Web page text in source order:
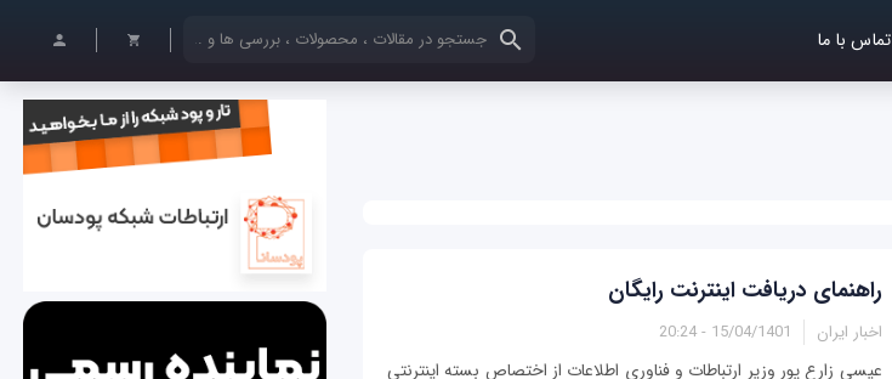
تماس با ما کلمات کلیدی خود را وارد کنید
راهنمای دریافت اینترنت رایگان
اخبار ایران 15/04/1401 - 20:24
عیسی زارع پور وزیر ارتباطات و فناوری اطلاعات از اختصاص بسته اینترنتی